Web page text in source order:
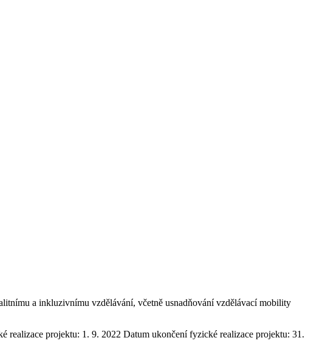
a inkluzivnímu vzdělávání, včetně usnadňování vzdělávací mobility
realizace projektu: 1. 9. 2022 Datum ukončení fyzické realizace projektu: 31.